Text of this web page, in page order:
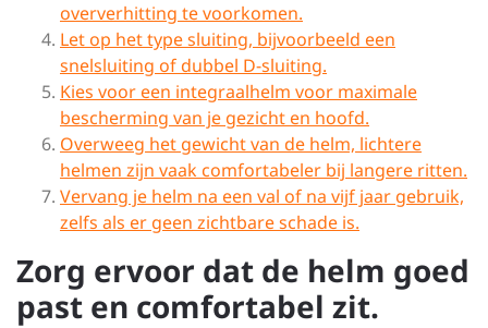
oververhitting te voorkomen.
Let op het type sluiting, bijvoorbeeld een
snelsluiting of dubbel D-sluiting.
Kies voor een integraalhelm voor maximale
bescherming van je gezicht en hoofd.
Overweeg het gewicht van de helm, lichtere
helmen zijn vaak comfortabeler bij langere ritten.
Vervang je helm na een val of na vijf jaar gebruik,
zelfs als er geen zichtbare schade is.
Zorg ervoor dat de helm goed
past en comfortabel zit.